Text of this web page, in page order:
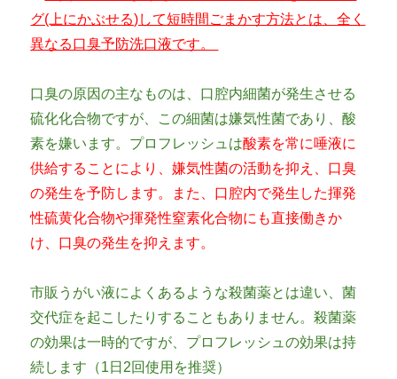
グ(上にかぶせる)して短時間ごまかす方法とは、全く
異なる口臭予防洗口液です。
口臭の原因の主なものは、口腔内細菌が発生させる
硫化化合物ですが、この細菌は嫌気性菌であり、酸
素を嫌います。プロフレッシュは酸素を常に唾液に
供給することにより、嫌気性菌の活動を抑え、口臭
の発生を予防します。また、口腔内で発生した揮発
性硫黄化合物や揮発性窒素化合物にも直接働きか
け、口臭の発生を抑えます。
市販うがい液によくあるような殺菌薬とは違い、菌
交代症を起こしたりすることもありません。殺菌薬
の効果は一時的ですが、プロフレッシュの効果は持
続します（1日2回使用を推奨）